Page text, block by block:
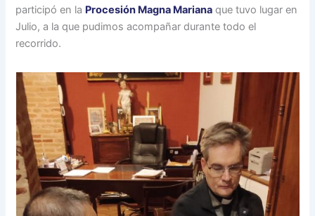
participó en la Procesión Magna Mariana que tuvo lugar en
Julio, a la que pudimos acompañar durante todo el
recorrido.